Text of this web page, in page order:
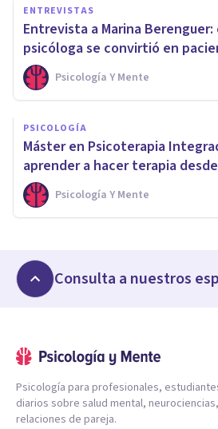
ENTREVISTAS
Entrevista a Marina Berenguer:
psicóloga se convirtió en
Psicología Y Mente
PSICOLOGÍA
Máster en Psicoterapia
aprender a hacer terapia
Psicología Y Mente
Consulta a nuestros
Psicología para profesionales,
diarios sobre salud mental,
relaciones de pareja.